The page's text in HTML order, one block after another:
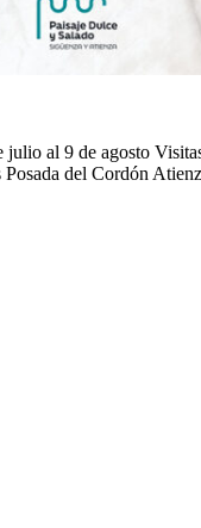
al 9 de agosto
del Cordón